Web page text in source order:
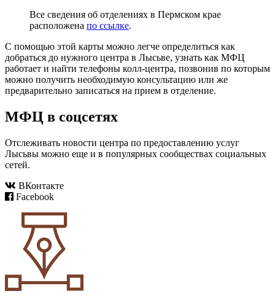
Все сведения об отделениях в Пермском крае
расположена по ссылке.
С помощью этой карты можно легче определиться как
добраться до нужного центра в Лысьве, узнать как МФЦ
работает и найти телефоны колл-центра, позвонив по которым
можно получить необходимую консультацию или же
предварительно записаться на прием в отделение.
МФЦ в соцсетях
Отслеживать новости центра по предоставлению услуг
Лысьвы можно еще и в популярных сообществах социальных
сетей.
ВКонтакте
Facebook